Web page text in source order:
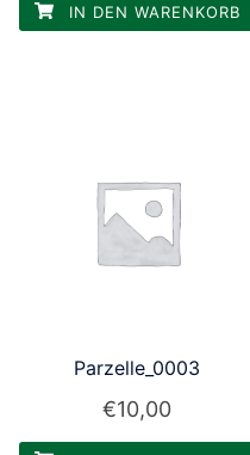
IN DEN WARENKORB
Parzelle_0003
€10,00